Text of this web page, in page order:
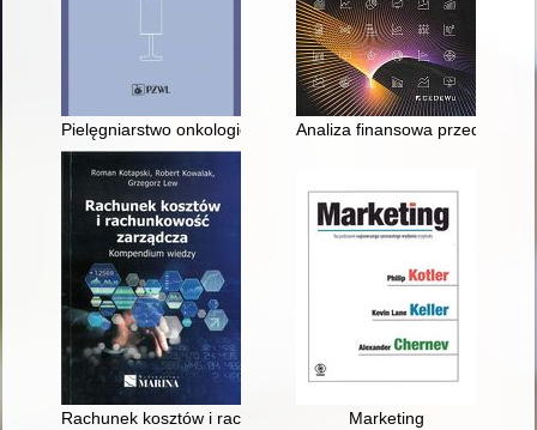
Pielęgniarstwo onkologiczne Analiza finansowa
Rachunek kosztów i rachunkowość zarządcza : kompendium
Marketing